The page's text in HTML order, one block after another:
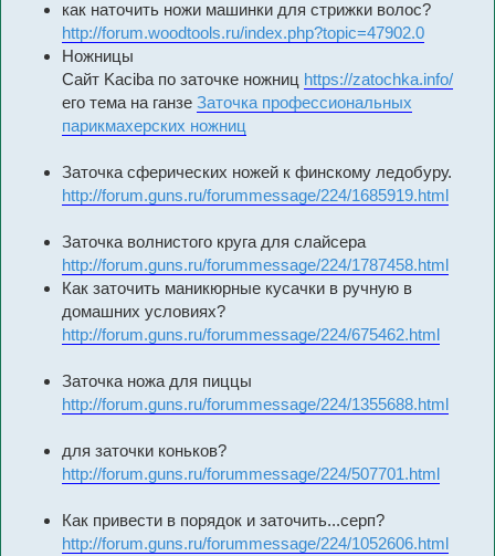
как наточить ножи машинки для стрижки волос?
http://forum.woodtools.ru/index.php?topic=47902.0
Ножницы
Сайт Kaciba по заточке ножниц https://zatochka.info/
его тема на ганзе Заточка профессиональных
парикмахерских ножниц
Заточка сферических ножей к финскому ледобуру.
http://forum.guns.ru/forummessage/224/1685919.html
Заточка волнистого круга для слайсера
http://forum.guns.ru/forummessage/224/1787458.html
Как заточить маникюрные кусачки в ручную в
домашних условиях?
http://forum.guns.ru/forummessage/224/675462.html
Заточка ножа для пиццы
http://forum.guns.ru/forummessage/224/1355688.html
для заточки коньков?
http://forum.guns.ru/forummessage/224/507701.html
Как привести в порядок и заточить...серп?
http://forum.guns.ru/forummessage/224/1052606.html